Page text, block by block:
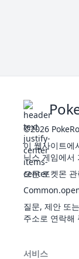
츄
삐삐
페
어
리
©2026
이 웹사이트에
닉스 게임에서
모든 포켓몬
질문, 제안 또
주소로 연락해
서비스